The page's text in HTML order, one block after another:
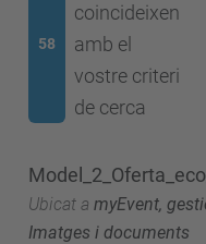
58
coincideixen
amb el
vostre criteri
de cerca
Ubicat a myEvent,
Imatges i documents